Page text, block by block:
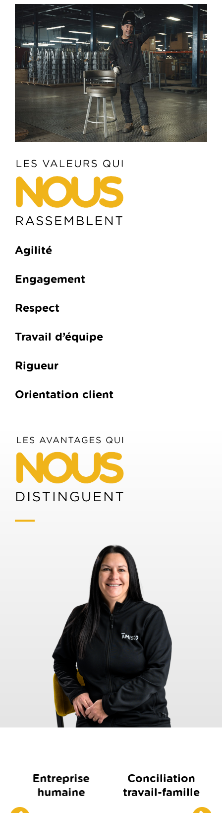
Agilité
Engagement
Respect
Travail d’équipe
Rigueur
Orientation client
Conciliation
travail-famille
québécois
de qualité